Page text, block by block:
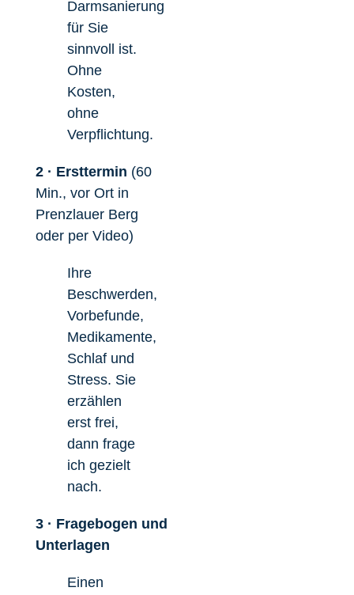
Darmsanierung
für Sie
sinnvoll ist.
Ohne
Kosten,
ohne
Verpflichtung.
2 · Ersttermin (60
Min., vor Ort in
Prenzlauer Berg
oder per Video)
Ihre
Beschwerden,
Vorbefunde,
Medikamente,
Schlaf und
Stress. Sie
erzählen
erst frei,
dann frage
ich gezielt
nach.
3 · Fragebogen und
Unterlagen
Einen